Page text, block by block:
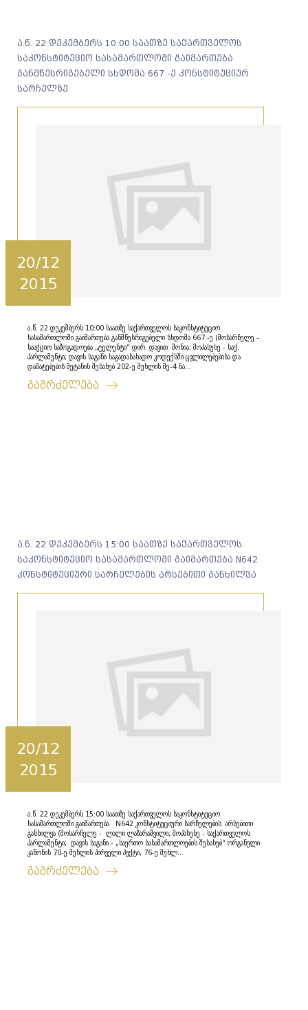
ა.წ. 22 დეკემბერს 10:00 საათზე საქართველოს
საკონსტიტუციო სასამართლოში გაიმართება
განმწესრიგებელი სხდომა 667 -ე კონსტიტუციურ
სარჩელზე
20/12
2015
ა.წ. 22 დეკემბერს 10:00 საათზე საქართველოს საკონსტიტუციო
სასამართლოში გაიმართება განმწესრიგებელი სხდომა 667 -ე (მოსარჩელე -
სააქციო საზოგადოება „ტელენტი“ დირ. დავით შონია; მოპასუხე - საქ.
პარლამენტი; დავის საგანი საგადასახადო კოდექსში ცვლილებებისა და
დამატებების შეტანის შესახებ 202-ე მუხლის მე-4 ნა...
გაგრძელება
ა.წ. 22 დეკემბერს 15:00 საათზე საქართველოს
საკონსტიტუციო სასამართლოში გაიმართება N642
კონსტიტუციური სარჩელების არსებითი განხილვა
20/12
2015
ა.წ. 22 დეკემბერს 15:00 საათზე საქართველოს საკონსტიტუციო
სასამართლოში გაიმართება N642 კონსტიტუციური სარჩელების არსებითი
განხილვა (მოსარჩელე - ლალი ლაზარაშვილი; მოპასუხე - საქართველოს
პარლამენტი; დავის საგანი - „საერთო სასამართლოების შესახებ“ ორგანული
კანონის 70-ე მუხლის პირველი პუქტი, 76-ე მუხლ...
გაგრძელება